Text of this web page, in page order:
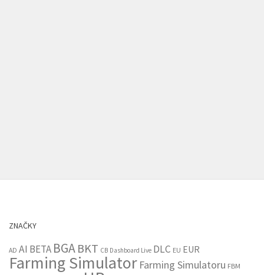
ZNAČKY
AD AI BETA BGABKT CB Dashboard Live DLC EU EUR
Farming Simulator Farming Simulatoru FBM